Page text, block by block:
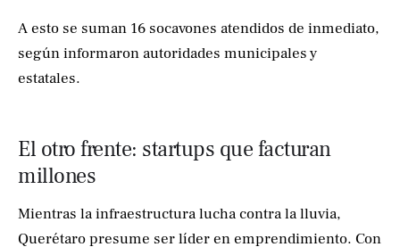
A esto se suman 16 socavones atendidos de inmediato,
según informaron autoridades municipales y
estatales.
El otro frente: startups que facturan
millones
Mientras la infraestructura lucha contra la lluvia,
Querétaro presume ser líder en emprendimiento. Con